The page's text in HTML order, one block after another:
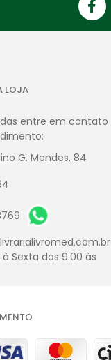
LOJA
entre em contato
G. Mendes, 84
Sexta das 9:00 às